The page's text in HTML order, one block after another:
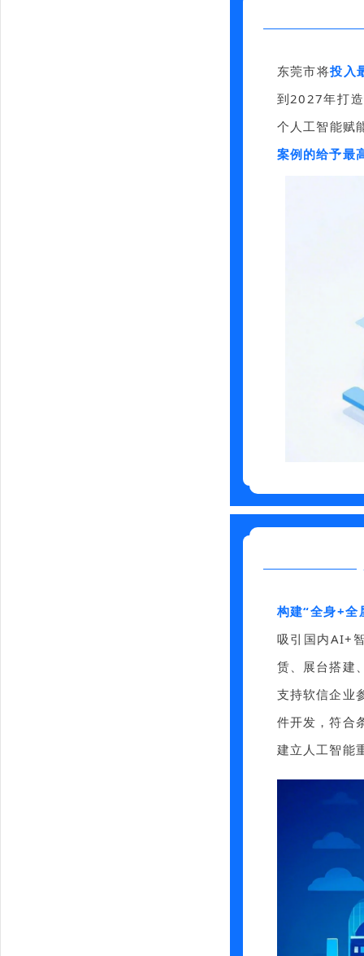
东莞市将投入
到2027年打
个人工智能赋
案例的给予最
构建“全身+
吸引国内AI+
赁、展台搭建
支持软信企业
件开发，符合
建立人工智能